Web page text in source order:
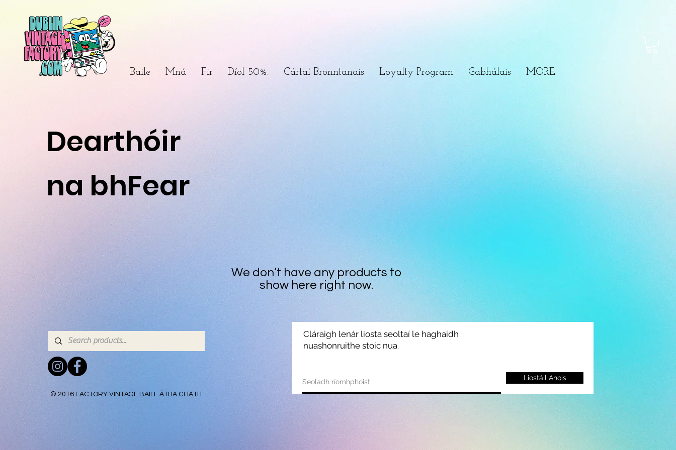
Baile Mná Fir Díol 50%. Cártaí Bronntanais Loyalty Program Gabhálais MORE
Dearthóir
na bhFear
We don’t have any products to
show here right now.
Cláraigh lenár liosta seoltaí le haghaidh
nuashonruithe stoic nua.
Liostáil Anois
© 2016 FACTORY VINTAGE BAILE ÁTHA CLIATH